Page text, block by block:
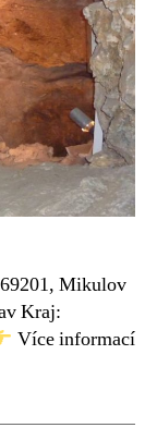
Mikulov
Kraj:
Více informací